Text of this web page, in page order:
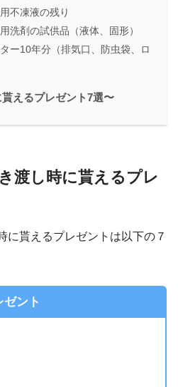
不凍液の残り
洗剤の試供品（液体、固形）
ー10年分（排気口、防虫袋、ロ
えるプレゼント7選〜
渡し時に貰えるプレ
に貰えるプレゼントは以下の７
ント